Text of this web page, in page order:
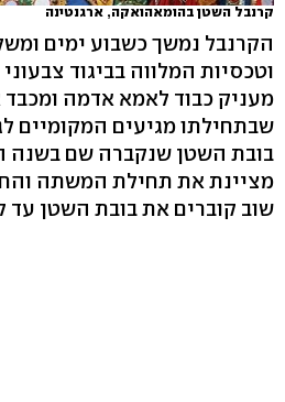
קרנבל השטן בהומאהואקה, ארגנטינה
הקרנבל נמשך כשבוע ימים
וטכסיות המלווה בביגוד
מעניק כבוד לאמא אדמה
שבתחילתו מגיעים המקומיים
בובת השטן שנקברה שם בשנה
מציינת את תחילת המשתה
שוב קוברים את בובת השטן